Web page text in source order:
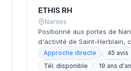
ETHIS RH
Nantes
Positionné aux portes de
d'activité de Saint-Herblain,
recrutement rayonne sur
métropole nantaise. Sa
Approche directe
45 avis
Tél. disponible
19 ans